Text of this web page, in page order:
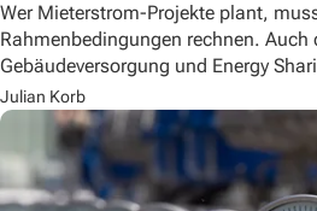
Wer Mieterstrom-Projekte plant,
Rahmenbedingungen rechnen.
Gebäudeversorgung und Energy
Julian Korb